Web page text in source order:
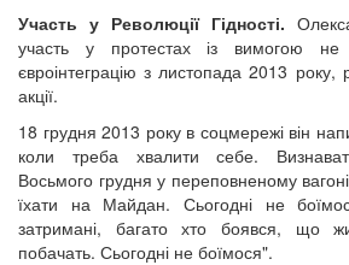
Участь у Революції Гідності.
участь у протестах із вимогою
євроінтеграцію з листопада 2013 року,
акції.
18 грудня 2013 року в соцмережі він
коли треба хвалити себе.
Восьмого грудня у переповненому
їхати на Майдан. Сьогодні не
затримані, багато хто боявся, що
побачать. Сьогодні не боїмося".